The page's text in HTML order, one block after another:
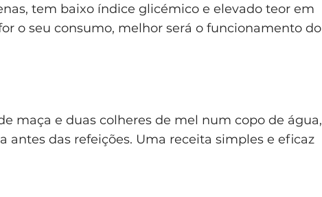
tem baixo índice glicémico e elevado teor em
o seu consumo, melhor será o funcionamento do
maça e duas colheres de mel num copo de água,
antes das refeições. Uma receita simples e eficaz